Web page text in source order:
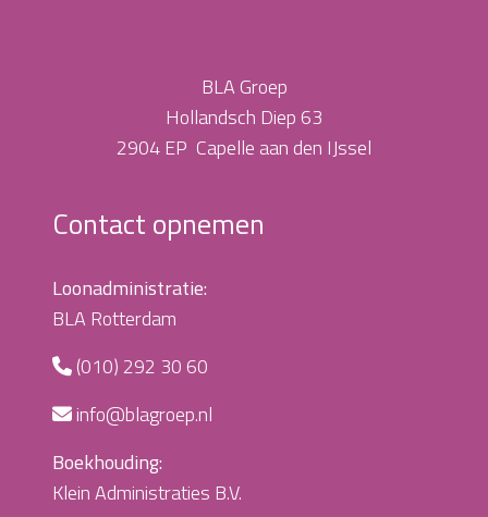
BLA Groep
Hollandsch Diep 63
2904 EP Capelle aan den IJssel
Contact opnemen
Loonadministratie:
BLA Rotterdam
(010) 292 30 60
info@blagroep.nl
Boekhouding:
Klein Administraties B.V.